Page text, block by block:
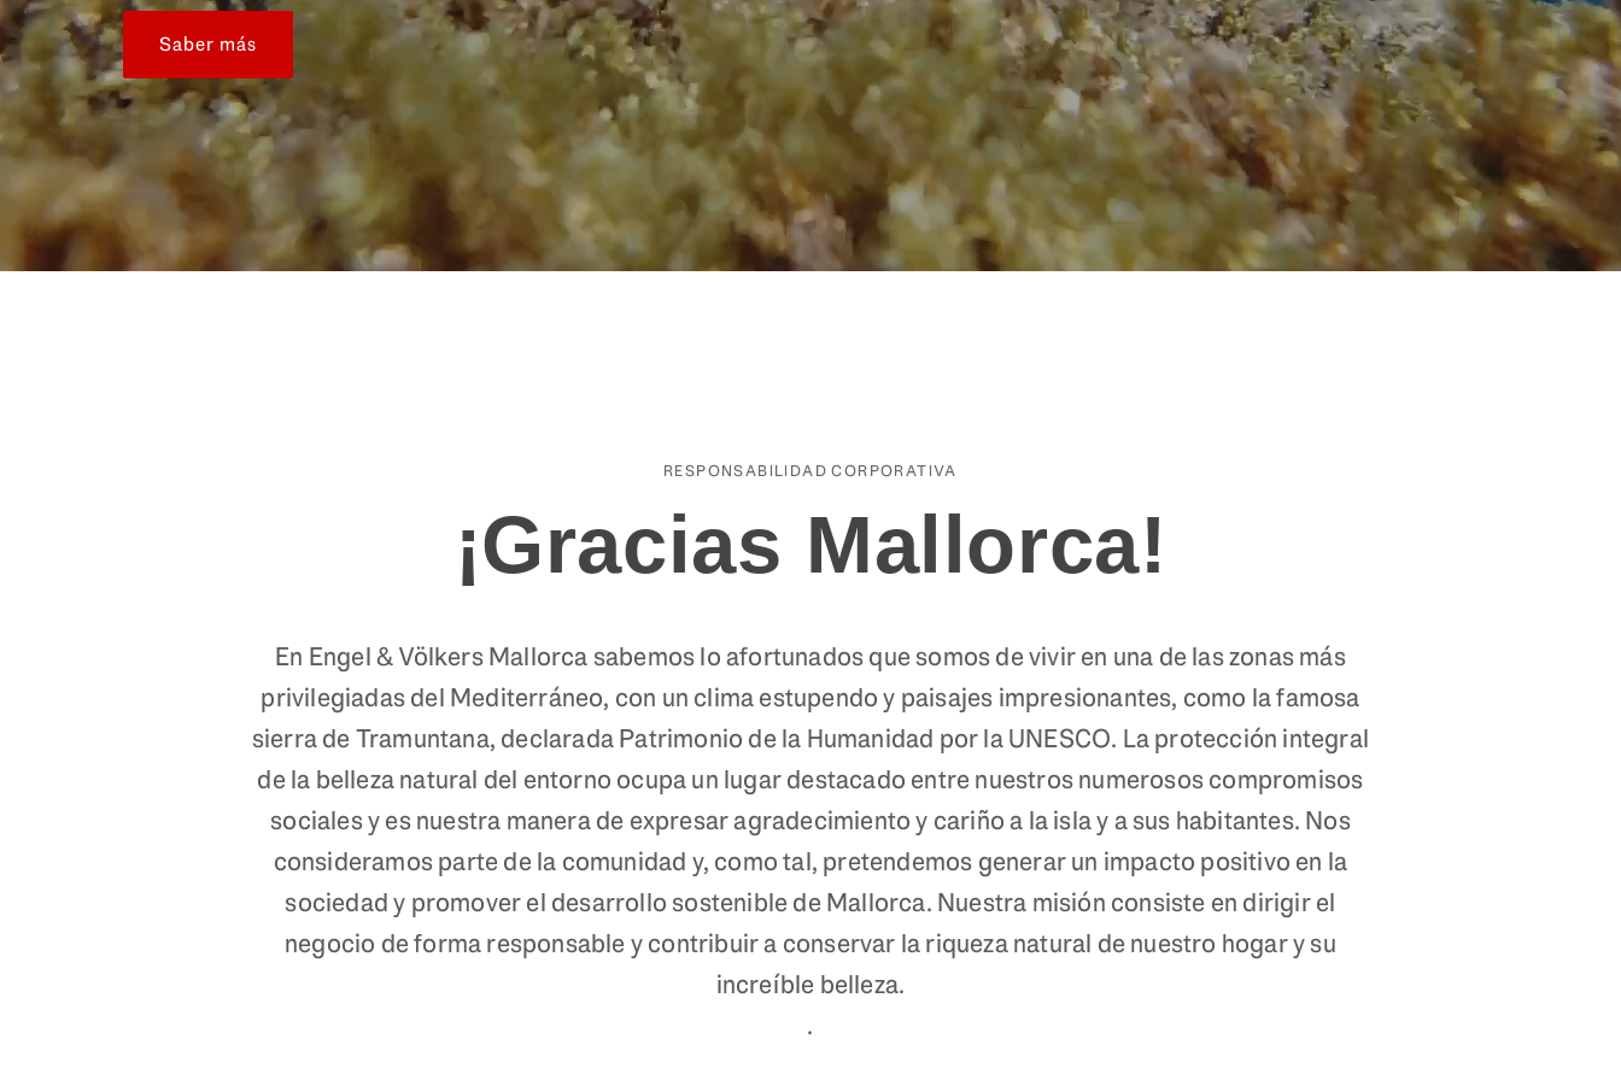
Saber más
RESPONSABILIDAD CORPORATIVA
¡Gracias Mallorca!
En Engel & Völkers Mallorca sabemos lo afortunados que somos de vivir en una de las zonas más
privilegiadas del Mediterráneo, con un clima estupendo y paisajes impresionantes, como la famosa
sierra de Tramuntana, declarada Patrimonio de la Humanidad por la UNESCO. La protección integral
de la belleza natural del entorno ocupa un lugar destacado entre nuestros numerosos compromisos
sociales y es nuestra manera de expresar agradecimiento y cariño a la isla y a sus habitantes. Nos
consideramos parte de la comunidad y, como tal, pretendemos generar un impacto positivo en la
sociedad y promover el desarrollo sostenible de Mallorca. Nuestra misión consiste en dirigir el
negocio de forma responsable y contribuir a conservar la riqueza natural de nuestro hogar y su
increíble belleza.
.